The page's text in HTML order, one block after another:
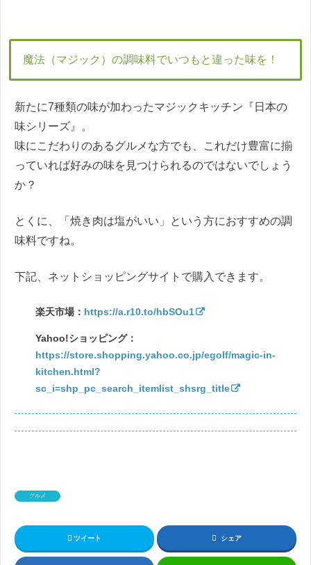
魔法（マジック）の調味料でいつもと違った味を！
新たに7種類の味が加わったマジックキッチン『日本の
味シリーズ』。
味にこだわりのあるグルメな方でも、これだけ豊富に揃
っていれば好みの味を見つけられるのではないでしょう
か？
とくに、「焼き肉は塩がいい」という方におすすめの調
味料ですね。
下記、ネットショッピングサイトで購入できます。
楽天市場： https://a.r10.to/hbSOu1
Yahoo!ショッピング：
https://store.shopping.yahoo.co.jp/egolf/magic-in-
kitchen.html?
sc_i=shp_pc_search_itemlist_shsrg_title
グルメ
ツイート シェア